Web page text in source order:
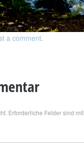
a comment.
Erforderliche Felder sind mit